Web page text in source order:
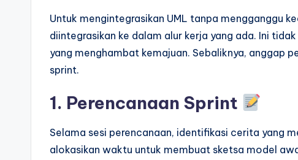
Untuk mengintegrasikan UML tanpa mengganggu
diintegrasikan ke dalam alur kerja yang ada. Ini
yang menghambat kemajuan. Sebaliknya, anggap
sprint.
1. Perencanaan Sprint
Selama sesi perencanaan, identifikasi cerita yang
alokasikan waktu untuk membuat sketsa model